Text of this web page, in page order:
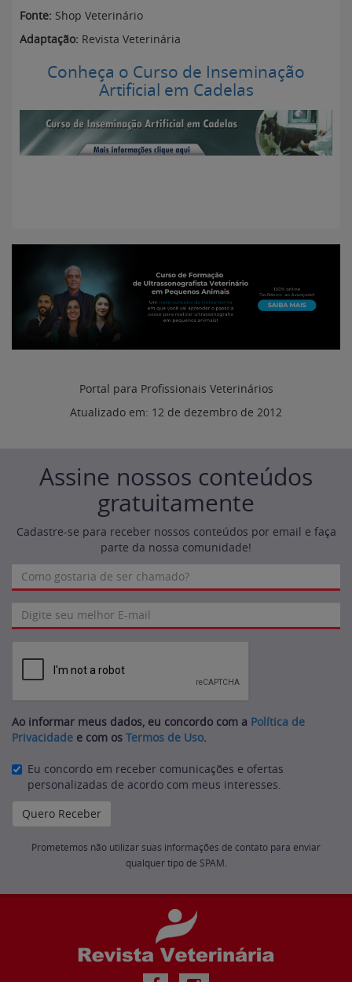
Fonte: Shop Veterinário
Adaptação: Revista Veterinária
Conheça o Curso de Inseminação
Artificial em Cadelas
Portal para Profissionais Veterinários
Atualizado em: 12 de dezembro de 2012
Assine nossos conteúdos
gratuitamente
Cadastre-se para receber nossos conteúdos por email e faça
parte da nossa comunidade!
Ao informar meus dados, eu concordo com a Política de
Privacidade e com os Termos de Uso.
Eu concordo em receber comunicações e ofertas
personalizadas de acordo com meus interesses.
Prometemos não utilizar suas informações de contato para enviar
qualquer tipo de SPAM.